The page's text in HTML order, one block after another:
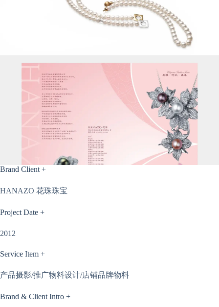
Brand Client +
HANAZO 花珠珠宝
Project Date +
2012
Service Item +
产品摄影/推广物料设计/店铺品牌物料
Brand & Client Intro +